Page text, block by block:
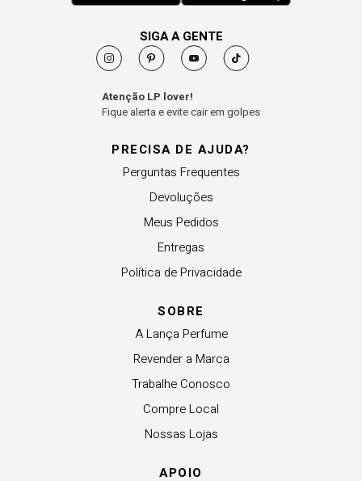
PRECISA DE AJUDA?
Perguntas Frequentes
Devoluções
Meus Pedidos
Entregas
Política de Privacidade
SOBRE
A Lança Perfume
Revender a Marca
Trabalhe Conosco
Compre Local
Nossas Lojas
APOIO
SIGA A GENTE
Atenção LP lover!
Fique alerta e evite cair em golpes